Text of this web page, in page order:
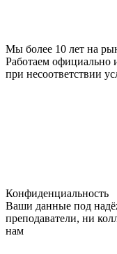
Мы более 10 лет на
Работаем официально
при несоответствии
Конфиденциальность
Ваши данные под
преподаватели, ни
нам